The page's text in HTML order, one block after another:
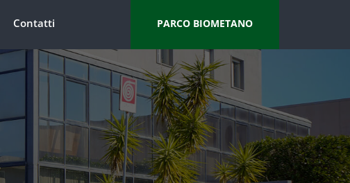
Contatti PARCO BIOMETANO